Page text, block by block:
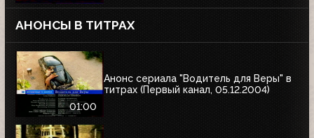
АНОНСЫ В ТИТРАХ
01:00
Анонс сериала "Водитель для Веры" в
титрах (Первый канал, 05.12.2004)